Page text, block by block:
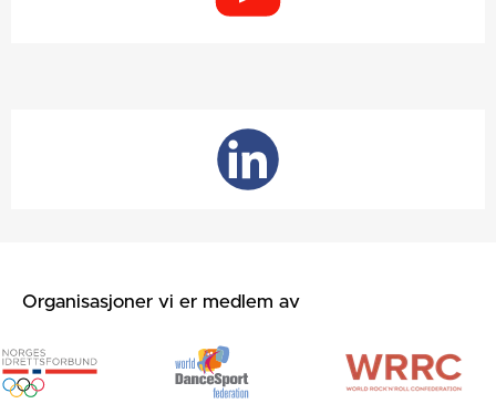
Organisasjoner vi er medlem av